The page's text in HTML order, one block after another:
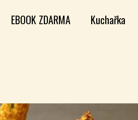
EBOOK ZDARMA Kuchařka